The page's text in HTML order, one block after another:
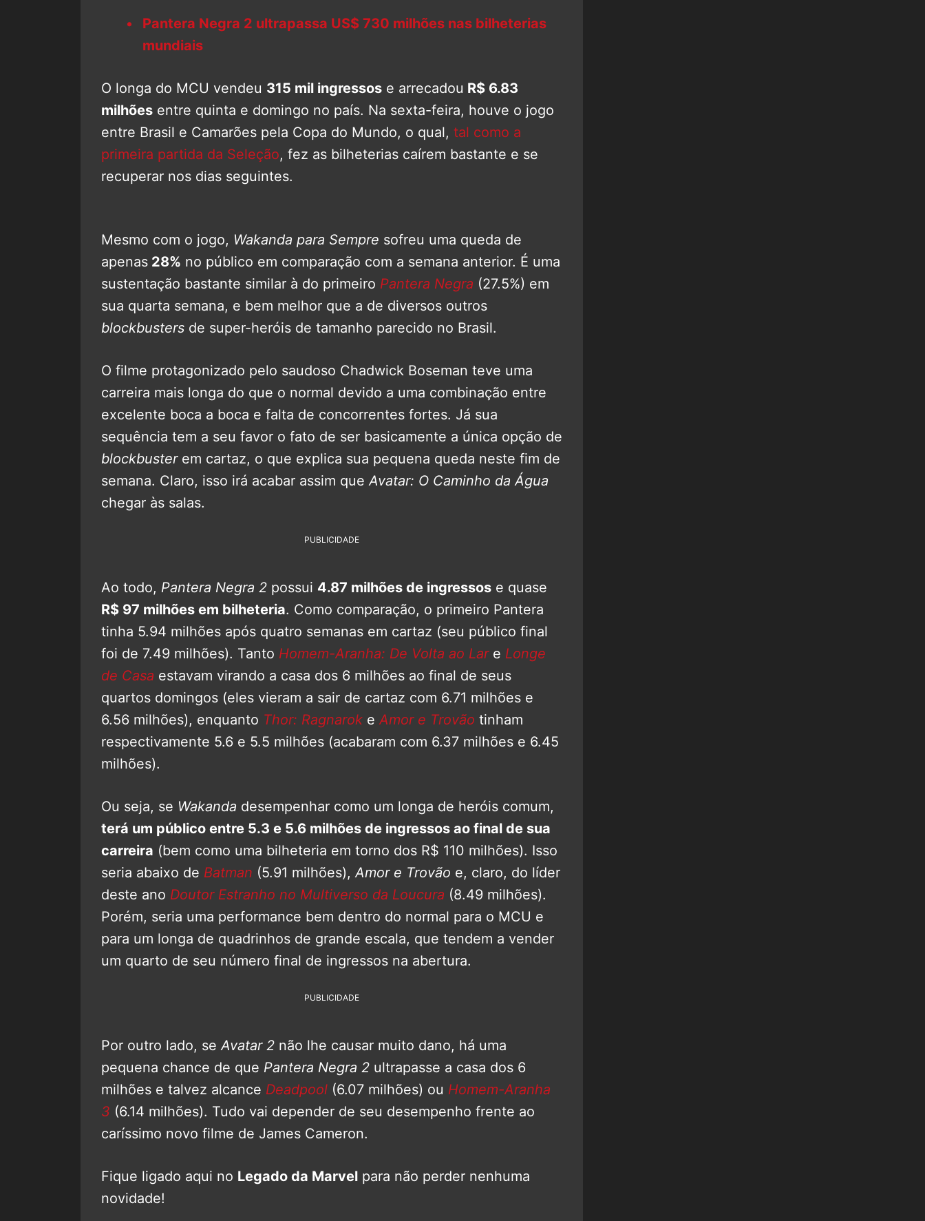
Pantera Negra 2 ultrapassa US$ 730 milhões nas bilheterias
mundiais
O longa do MCU vendeu 315 mil ingressos e arrecadou R$ 6.83
milhões entre quinta e domingo no país. Na sexta-feira, houve o jogo
entre Brasil e Camarões pela Copa do Mundo, o qual, tal como a
primeira partida da Seleção, fez as bilheterias caírem bastante e se
recuperar nos dias seguintes.
Mesmo com o jogo, Wakanda para Sempre sofreu uma queda de
apenas 28% no público em comparação com a semana anterior. É uma
sustentação bastante similar à do primeiro Pantera Negra (27.5%) em
sua quarta semana, e bem melhor que a de diversos outros
blockbusters de super-heróis de tamanho parecido no Brasil.
O filme protagonizado pelo saudoso Chadwick Boseman teve uma
carreira mais longa do que o normal devido a uma combinação entre
excelente boca a boca e falta de concorrentes fortes. Já sua
sequência tem a seu favor o fato de ser basicamente a única opção de
blockbusterem cartaz, o que explica sua pequena queda neste fim de
semana. Claro, isso irá acabar assim que Avatar: O Caminho da Água
chegar às salas.
PUBLICIDADE
Ao todo, Pantera Negra 2 possui 4.87 milhões de ingressos e quase
R$ 97 milhões em bilheteria. Como comparação, o primeiro Pantera
tinha 5.94 milhões após quatro semanas em cartaz (seu público final
foi de 7.49 milhões). Tanto Homem-Aranha: De Volta ao Lare Longe
de Casa estavam virando a casa dos 6 milhões ao final de seus
quartos domingos (eles vieram a sair de cartaz com 6.71 milhões e
6.56 milhões), enquanto Thor: Ragnarok e Amor e Trovão tinham
respectivamente 5.6 e 5.5 milhões (acabaram com 6.37 milhões e 6.45
milhões).
Ou seja, se Wakanda desempenhar como um longa de heróis comum,
terá um público entre 5.3 e 5.6 milhões de ingressos ao final de sua
carreira (bem como uma bilheteria em torno dos R$ 110 milhões). Isso
seria abaixo de Batman (5.91 milhões), Amor e Trovão e, claro, do líder
deste ano Doutor Estranho no Multiverso da Loucura (8.49 milhões).
Porém, seria uma performance bem dentro do normal para o MCU e
para um longa de quadrinhos de grande escala, que tendem a vender
um quarto de seu número final de ingressos na abertura.
PUBLICIDADE
Por outro lado, se Avatar 2 não lhe causar muito dano, há uma
pequena chance de que Pantera Negra 2 ultrapasse a casa dos 6
milhões e talvez alcance Deadpool (6.07 milhões) ou Homem-Aranha
3 (6.14 milhões). Tudo vai depender de seu desempenho frente ao
caríssimo novo filme de James Cameron.
Fique ligado aqui no Legado da Marvel para não perder nenhuma
novidade!